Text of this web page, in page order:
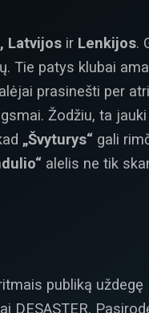
Latvijos ir Lenkijos.
Tie patys klubai
prasinešti per
Žodžiu, ta
„Švyturys“ gali
alelis ne tik
publiką uždegę
DESASTER.